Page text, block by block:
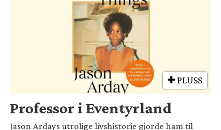
PLUSS
Professor i Eventyrland
Jason Ardays utrolige livshistorie gjorde ham til